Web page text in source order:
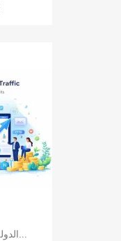
الدولة المستهدفة حركة مرور...